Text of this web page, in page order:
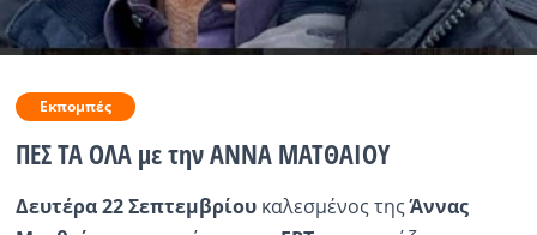
Εκπομπές
ΠΕΣ ΤΑ ΟΛΑ με την ΑΝΝΑ ΜΑΤΘΑΙΟΥ
Δευτέρα 22 Σεπτεμβρίουκαλεσμένος τηςΆννας